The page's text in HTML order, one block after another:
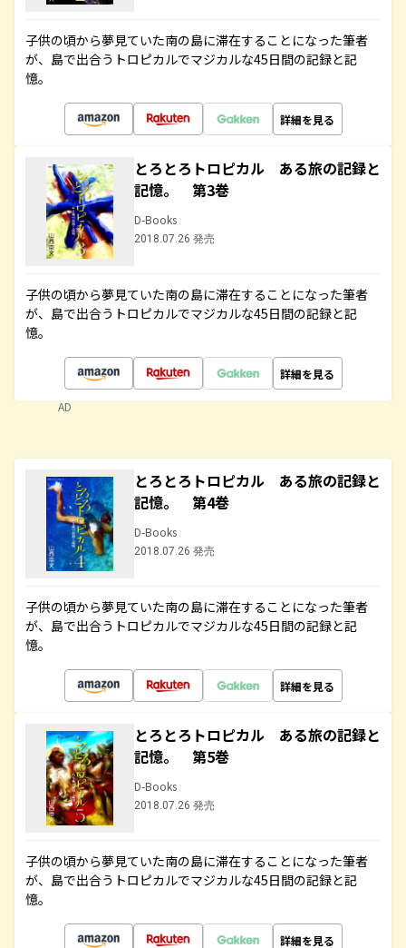
子供の頃から夢見ていた南の島に滞在することになった筆者
が、島で出合うトロピカルでマジカルな45日間の記録と記
憶。
詳細を見る
とろとろトロピカル ある旅の記録と
記憶。 第3巻
D-Books
2018.07.26 発売
子供の頃から夢見ていた南の島に滞在することになった筆者
が、島で出合うトロピカルでマジカルな45日間の記録と記
憶。
詳細を見る
AD
とろとろトロピカル ある旅の記録と
記憶。 第4巻
D-Books
2018.07.26 発売
子供の頃から夢見ていた南の島に滞在することになった筆者
が、島で出合うトロピカルでマジカルな45日間の記録と記
憶。
詳細を見る
とろとろトロピカル ある旅の記録と
記憶。 第5巻
D-Books
2018.07.26 発売
子供の頃から夢見ていた南の島に滞在することになった筆者
が、島で出合うトロピカルでマジカルな45日間の記録と記
憶。
詳細を見る